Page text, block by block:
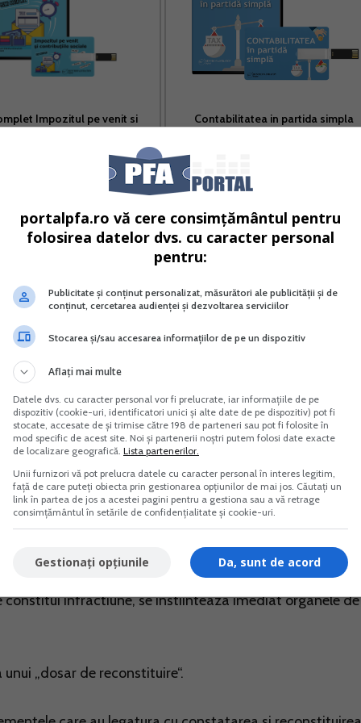
Impozitul pe venit si
Contabilitatea in partida simpla
cu pastrarea documen telor;
documentelor respective.
al entitatii sau persoana imputernicita sa
documentelor, dupa caz.
conducatorului entitatii, masurile prevazute de
ai consiliului de administratie, dupa caz.
sau distrus a fost intocmit de catre entitate intr-un
aceleasi proceduri prin care a fost intocmit
ca este reconstituit, si sta la baza inregistrarilor in
infractiune, se instiinteaza imediat organele de
„dosar de reconstituire“.
portalpfa.ro vă cere consimțământul pentru
folosirea datelor dvs. cu caracter personal
pentru:
Publicitate și conținut personalizat, măsurători ale publicității și de
conținut, cercetarea audienței și dezvoltarea serviciilor
Stocarea și/sau accesarea informațiilor de pe un dispozitiv
Aflați mai multe
Datele dvs. cu caracter personal vor fi prelucrate, iar informațiile de pe
dispozitiv (cookie-uri, identificatori unici și alte date de pe dispozitiv) pot fi
stocate, accesate de și trimise către 198 de parteneri sau pot fi folosite în
mod specific de acest site. Noi și partenerii noștri putem folosi date exacte
de localizare geografică. Lista partenerilor.
Unii furnizori vă pot prelucra datele cu caracter personal în interes legitim,
față de care puteți obiecta prin gestionarea opțiunilor de mai jos. Căutați un
link în partea de jos a acestei pagini pentru a gestiona sau a vă retrage
consimțământul în setările de confidențialitate și cookie-uri.
Da, sunt de acord
Gestionați opțiunile